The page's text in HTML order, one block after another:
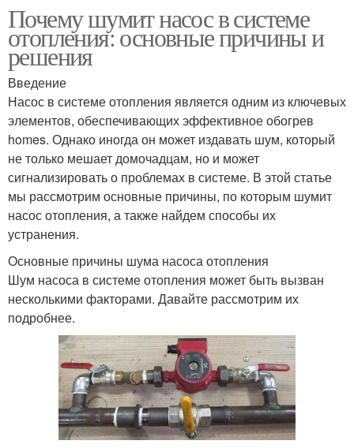
Почему шумит насос в системе
отопления: основные причины и
решения
Введение
Насос в системе отопления является одним из ключевых
элементов, обеспечивающих эффективное обогрев
homes. Однако иногда он может издавать шум, который
не только мешает домочадцам, но и может
сигнализировать о проблемах в системе. В этой статье
мы рассмотрим основные причины, по которым шумит
насос отопления, а также найдем способы их
устранения.
Основные причины шума насоса отопления
Шум насоса в системе отопления может быть вызван
несколькими факторами. Давайте рассмотрим их
подробнее.